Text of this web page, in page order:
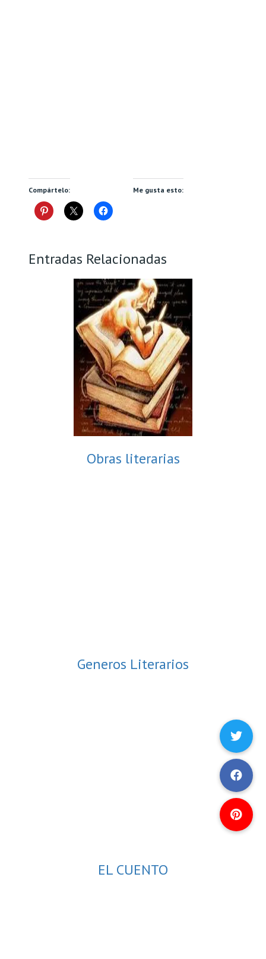
Compártelo: Me gusta esto:
Entradas Relacionadas
Obras literarias
Generos Literarios
EL CUENTO